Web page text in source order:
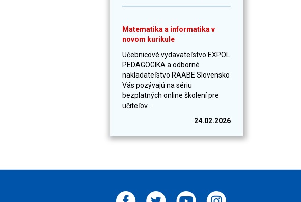
Matematika a informatika v
novom kurikule
Učebnicové vydavateľstvo EXPOL
PEDAGOGIKA a odborné
nakladateľstvo RAABE Slovensko
Vás pozývajú na sériu
bezplatných online školení pre
učiteľov...
24.02.2026